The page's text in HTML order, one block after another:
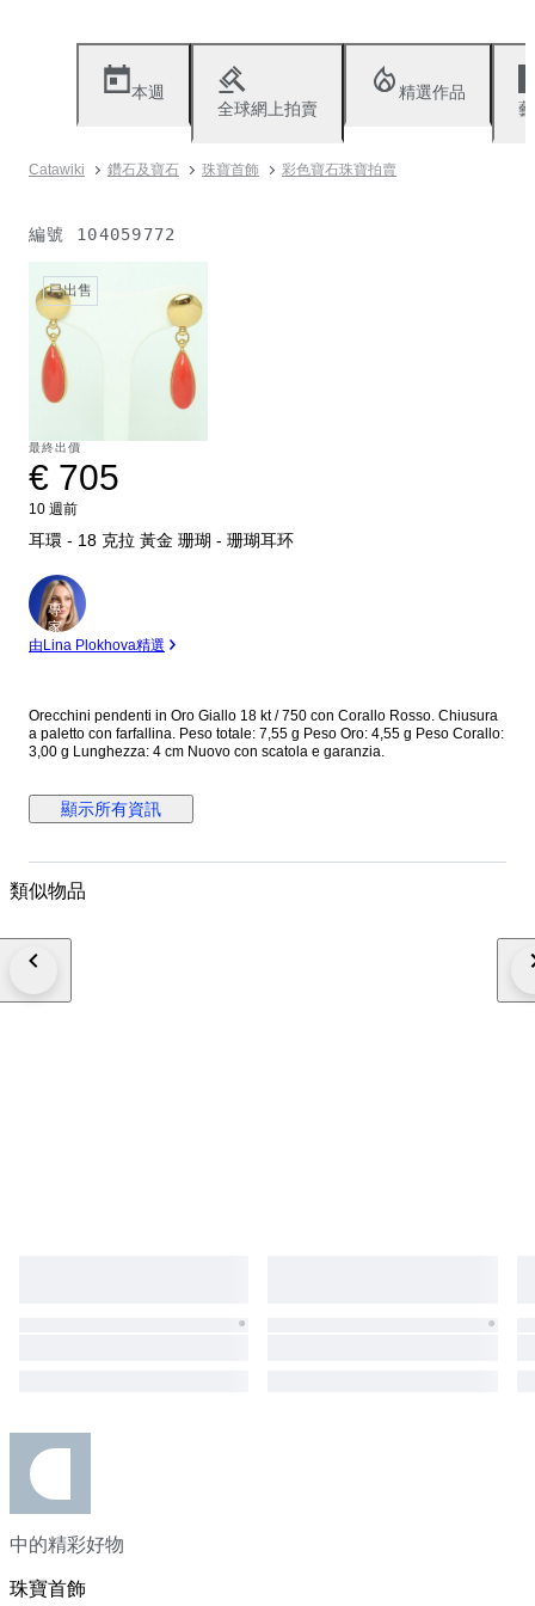
本週
全球網上拍賣
精選作品
Catawiki 鑽石及寶石 珠寶首飾 彩色寶石珠寶拍賣
編號 104059772
已出售
最終出價
€ 705
10 週前
耳環 - 18 克拉 黃金 珊瑚 - 珊瑚耳环
專
家
由Lina Plokhova精選
Orecchini pendenti in Oro Giallo 18 kt / 750 con Corallo Rosso. Chiusura
a paletto con farfallina. Peso totale: 7,55 g Peso Oro: 4,55 g Peso Corallo:
3,00 g Lunghezza: 4 cm Nuovo con scatola e garanzia.
顯示所有資訊
類似物品
中的精彩好物
珠寶首飾